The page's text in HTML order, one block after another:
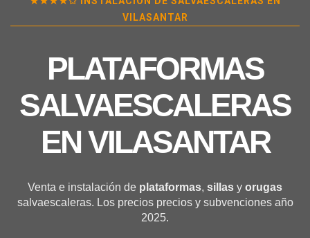
VILASANTAR
PLATAFORMAS
SALVAESCALERAS
ENVILASANTAR
Venta e instalación de plataformas, sillas y orugas
salvaescaleras. Los precios precios y subvenciones año
2025.